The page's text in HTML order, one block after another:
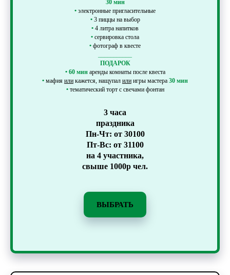
30 мин
• электронные пригласительные
• 3 пиццы на выбор
• 4 литра напитков
• сервировка стола
• фотограф в квесте
ПОДАРОК
• 60 минаренды комнаты после квеста
• мафия или кажется, нащупал или игры мастера 30 мин
• тематический торт с свечами фонтан
3 часа
праздника
Пн-Чт: от 30100
Пт-Вс: от 31100
на 4 участника,
свыше 1000р чел.
ВЫБРАТЬ